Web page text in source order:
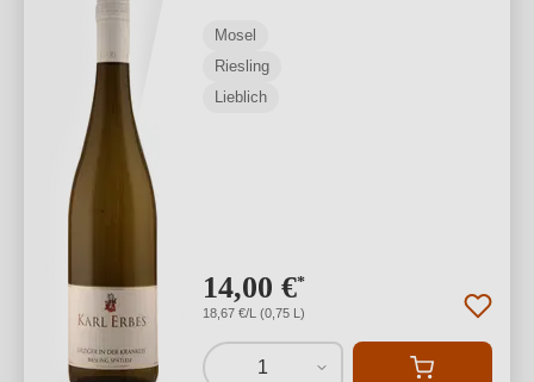
Mosel
Riesling
Lieblich
14,00 €*
18,67 €/L (0,75 L)
1